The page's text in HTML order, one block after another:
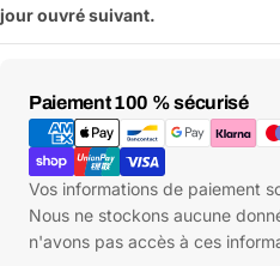
jour ouvré suivant.
Paiement 100 % sécurisé
Moyens
de
paiement
Vos informations de paiement
Nous ne stockons aucune
n'avons pas accès à ces